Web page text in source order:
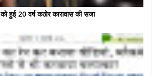
हुई 20 वर्ष कठोर कारावास की सजा